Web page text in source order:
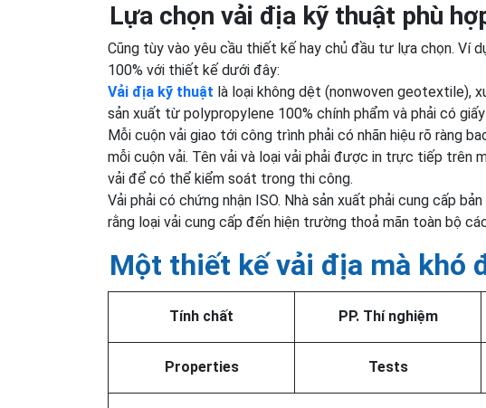
Lựa chọn vải địa kỹ thuật phù
Cũng tùy vào yêu cầu thiết kế hay chủ đầu tư lựa chọn. Ví
100% với thiết kế dưới đây:
Vải địa kỹ thuật là loại không dệt (nonwoven geotextile),
sản xuất từ polypropylene 100% chính phẩm và phải có
Mỗi cuộn vải giao tới công trình phải có nhãn hiệu rõ ràng
mỗi cuộn vải. Tên vải và loại vải phải được in trực tiếp trên
vải để có thể kiểm soát trong thi công.
Vải phải có chứng nhận ISO. Nhà sản xuất phải cung cấp
rằng loại vải cung cấp đến hiện trường thoả mãn toàn bộ
Một thiết kế vải địa mà khó
Tính chất PP. Thí nghiệm
Properties Tests